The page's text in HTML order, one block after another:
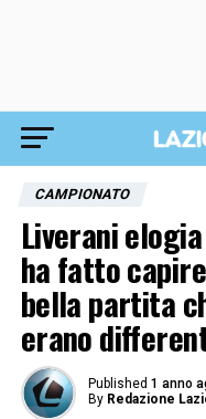
CAMPIONATO
Liverani
ha fatto
bella partita
erano
Published 1 anno
By Redazione